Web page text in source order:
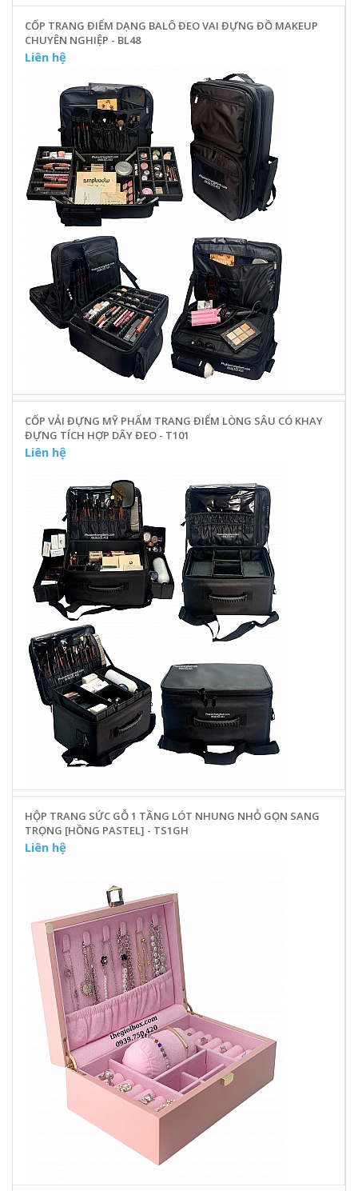
CỐP TRANG ĐIỂM DẠNG BALÔ ĐEO VAI ĐỰNG ĐỒ MAKEUP
CHUYÊN NGHIỆP - BL48
Liên hệ
CỐP VẢI ĐỰNG MỸ PHẨM TRANG ĐIỂM LÒNG SÂU CÓ KHAY
ĐỰNG TÍCH HỢP DÂY ĐEO - T101
Liên hệ
HỘP TRANG SỨC GỖ 1 TẦNG LÓT NHUNG NHỎ GỌN SANG
TRỌNG [HỒNG PASTEL] - TS1GH
Liên hệ